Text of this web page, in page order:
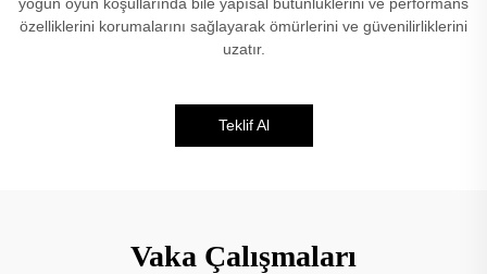
özelliklerini korumalarını sağlayarak ömürlerini ve güvenilirliklerini
uzatır.
Teklif Al
Vaka Çalışmaları